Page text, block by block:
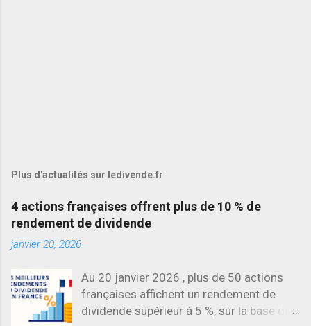
Plus d'actualités sur ledivende.fr
4 actions françaises offrent plus de 10 % de
rendement de dividende
janvier 20, 2026
Au 20 janvier 2026 , plus de 50 actions
françaises affichent un rendement de
dividende supérieur à 5 %, sur la base des